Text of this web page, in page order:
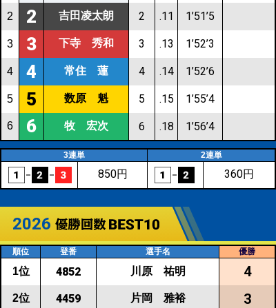
2 2 吉田凌太朗 2 .11 1’51’5
3 3 下寺 秀和 3 .13 1’52’3
4 4 常住 蓮 4 .14 1’52’6
5 5 数原 魁 5 .15 1’55’4
6 6 牧 宏次 6 .18 1’56’4
3連単 2連単
850円 360円
2026
順位 登番 選手名 優勝
1位 4852 川原 祐明 4
2位 4459 片岡 雅裕 3